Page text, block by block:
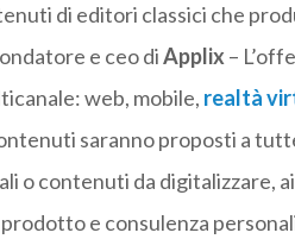
di editori classici che
e ceo diApplix –
web, mobile, realtà
saranno proposti a
o contenuti da digitalizzare,
e consulenza